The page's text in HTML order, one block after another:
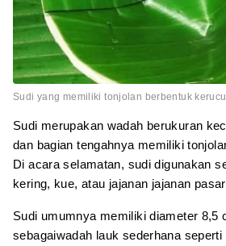
Sudi yang memiliki tonjolan berbentuk
Sudi merupakan wadah berukuran
dan bagian tengahnya memiliki
Di acara selamatan, sudi digunakan
kering, kue, atau jajanan jajanan
Sudi umumnya memiliki diameter 8,5
sebagaiwadah lauk sederhana